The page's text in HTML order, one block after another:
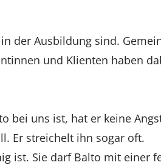
der Ausbildung sind.
und Klienten haben
bei uns ist, hat er keine
Er streichelt ihn sogar oft.
ist. Sie darf Balto mit einer